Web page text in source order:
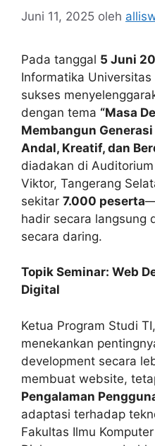
Juni 11, 2025 oleh
Pada tanggal 5 Juni
Informatika
sukses
dengan tema “Masa
Membangun
Andal, Kreatif, dan
diadakan di
Viktor, Tangerang
sekitar 7.000 peserta
hadir secara langsung
secara daring.
Topik Seminar: Web
Digital
Ketua Program Studi
menekankan
development secara
membuat website,
Pengalaman
adaptasi terhadap
Fakultas Ilmu